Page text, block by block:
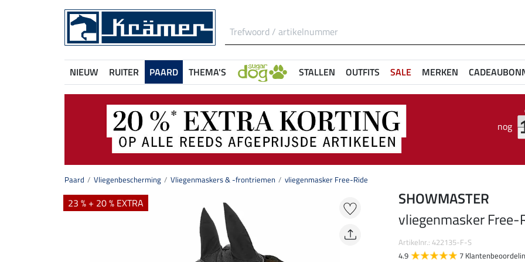
NIEUW RUITER PAARD THEMA'S STALLEN OUTFITS SALE MERKEN
nog
Paard Vliegenbescherming Vliegenmaskers & -frontriemen vliegenmasker Free-Ride
23 % + 20 % EXTRA
SHOWMASTER
vliegenmasker Free-
Artikelnr.: 422135-F-S
4.9
7